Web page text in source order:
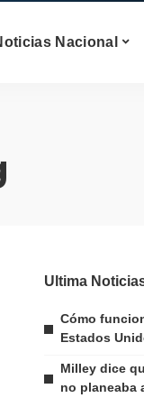
Nacional
Ultima
Cómo
Estados
Milley dice
no planeaba